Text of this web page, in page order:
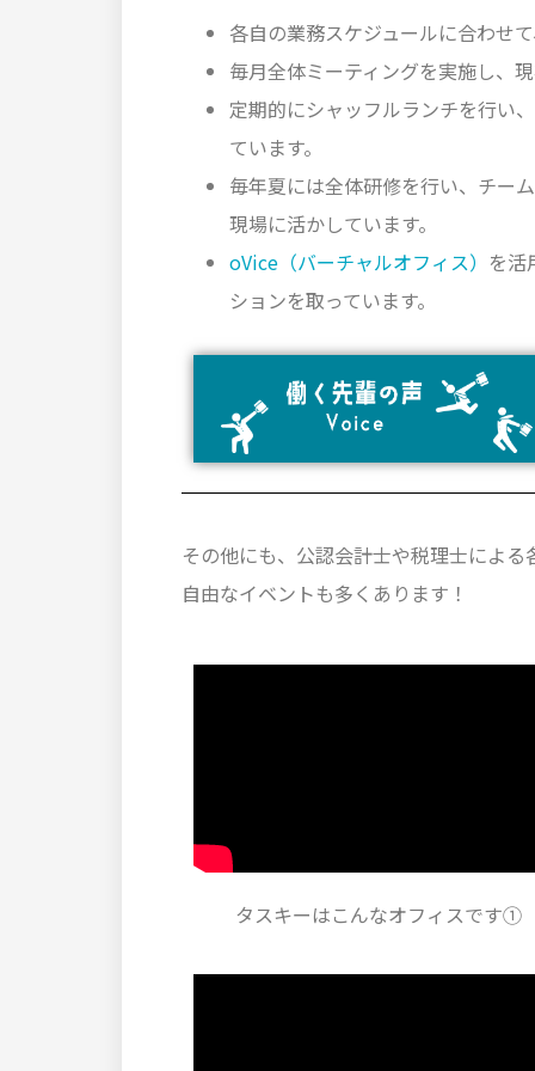
各自の業務スケジュールに合わせ
毎月全体ミーティングを実施し、
定期的にシャッフルランチを行い
ています。
毎年夏には全体研修を行い、チー
現場に活かしています。
oVice（バーチャルオフィス） を活
ションを取っています。
その他にも、公認会計士や税理士によ
自由なイベントも多くあります！
タスキーはこんなオフィスです①